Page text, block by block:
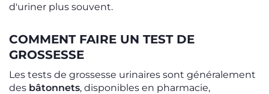
d'uriner plus souvent.
COMMENT FAIRE UN TEST DE
GROSSESSE
Les tests de grossesse urinaires sont généralement
des bâtonnets, disponibles en pharmacie,